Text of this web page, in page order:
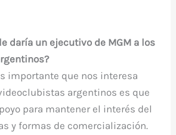
daría un ejecutivo de MGM a los
importante que nos interesa
argentinos es que
para mantener el interés del
y formas de comercialización.